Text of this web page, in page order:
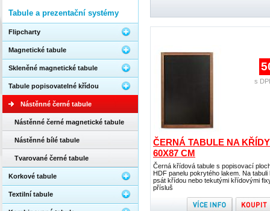
ČERNÁ TABULE NA KŘÍDY
60X87 CM
Černá křídová tabule s popisovací
HDF panelu pokrytého lakem. Na tabuli
psát křídou nebo tekutými křídovými
přísluš
s
Tabule a prezentační systémy
Flipcharty
Magnetické tabule
Skleněné magnetické tabule
Tabule popisovatelné křídou
Nástěnné černé tabule
Nástěnné černé magnetické tabule
Nástěnné bílé tabule
Tvarované černé tabule
Korkové tabule
Textilní tabule